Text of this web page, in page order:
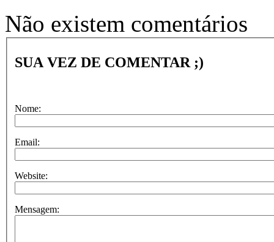
Não existem comentários
SUA VEZ DE COMENTAR ;)
Nome:
Email:
Website:
Mensagem: